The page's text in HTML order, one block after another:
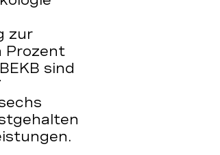
zur
Prozent
sind